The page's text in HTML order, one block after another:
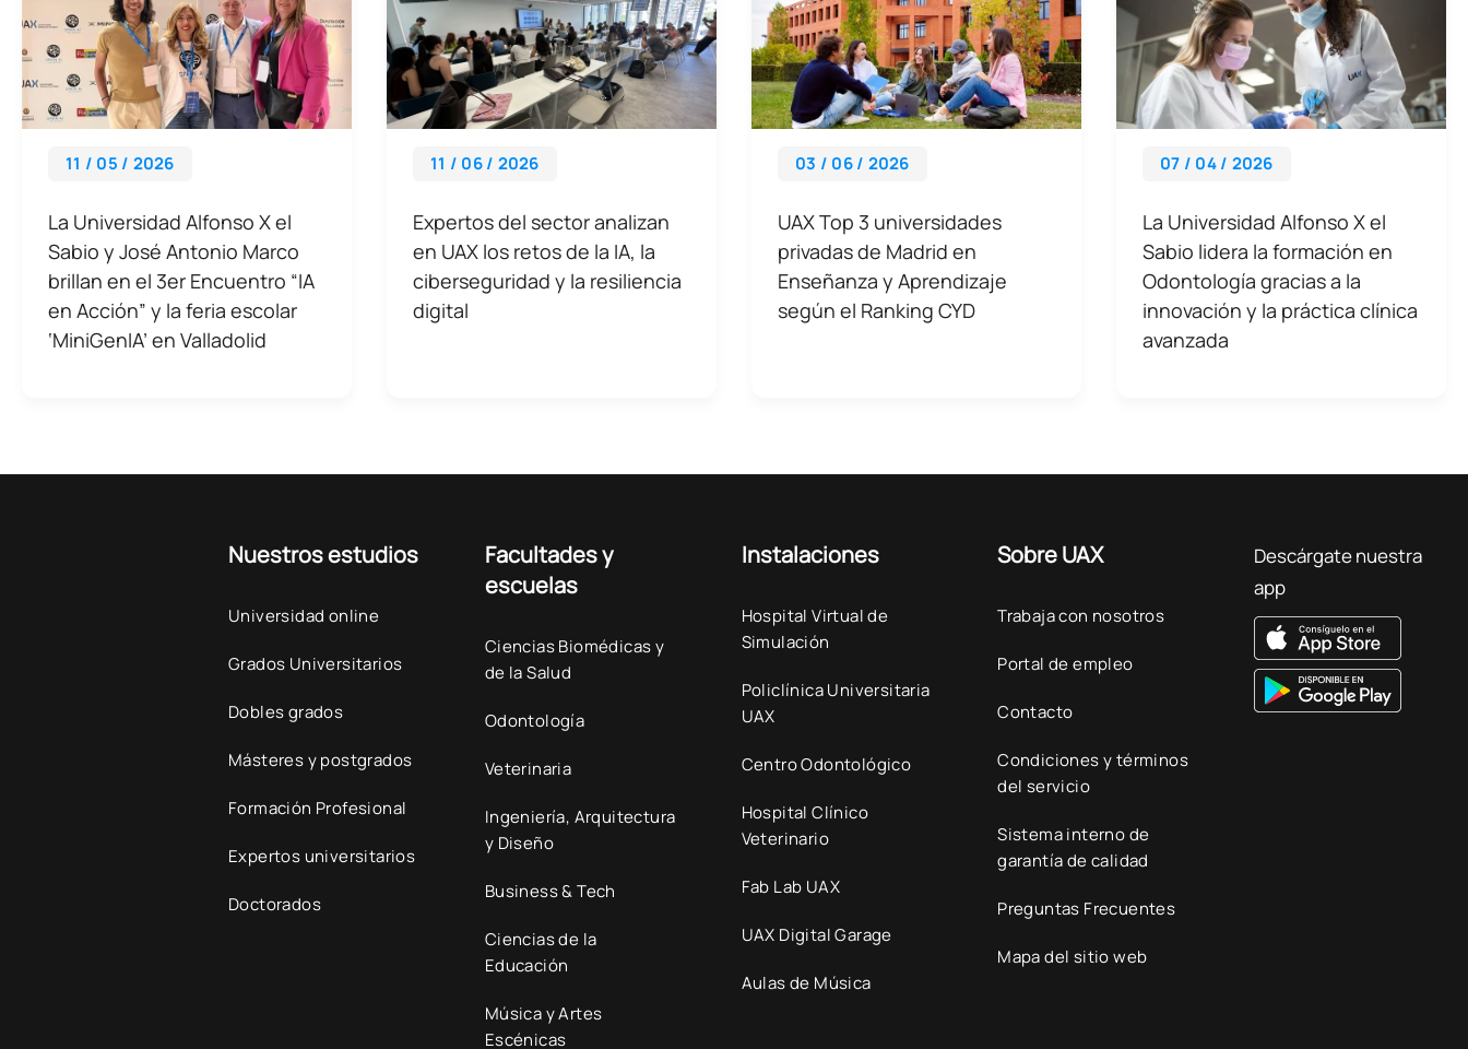
11 / 05 / 2026
La Universidad Alfonso X el
Sabio y José Antonio Marco
brillan en el 3er Encuentro “IA
en Acción” y la feria escolar
‘MiniGenIA’ en Valladolid
11 / 06 / 2026
Expertos del sector analizan
en UAX los retos de la IA, la
ciberseguridad y la resiliencia
digital
03 / 06 / 2026
UAX Top 3 universidades
privadas de Madrid en
Enseñanza y Aprendizaje
según el Ranking CYD
07 / 04 / 2026
La Universidad Alfonso X el
Sabio lidera la formación en
Odontología gracias a la
innovación y la práctica clínica
avanzada
Nuestros estudios
Universidad online
Grados Universitarios
Dobles grados
Másteres y postgrados
Formación Profesional
Expertos universitarios
Doctorados
Facultades y
escuelas
Ciencias Biomédicas y
de la Salud
Odontología
Veterinaria
Ingeniería, Arquitectura
y Diseño
Business & Tech
Ciencias de la
Educación
Música y Artes
Escénicas
Instalaciones
Hospital Virtual de
Simulación
Policlínica Universitaria
UAX
Centro Odontológico
Hospital Clínico
Veterinario
Fab Lab UAX
UAX Digital Garage
Aulas de Música
Sobre UAX
Trabaja con nosotros
Portal de empleo
Contacto
Condiciones y términos
del servicio
Sistema interno de
garantía de calidad
Preguntas Frecuentes
Mapa del sitio web
Descárgate nuestra
app